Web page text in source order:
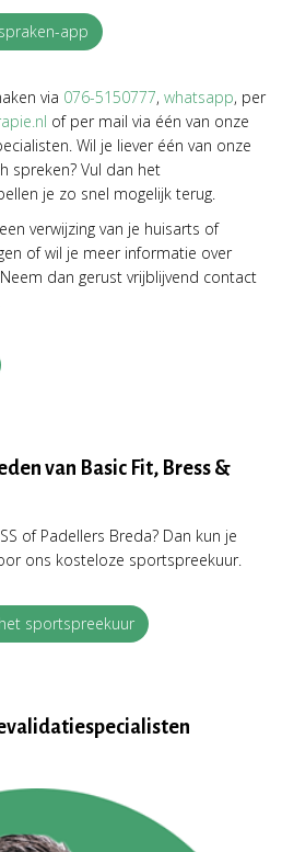
app
via 076-5150777, whatsapp, per
of per mail via één van onze
Wil je liever één van onze
spreken? Vul dan het
je zo snel mogelijk terug.
verwijzing van je huisarts of
of wil je meer informatie over
dan gerust vrijblijvend contact
van Basic Fit, Bress &
of Padellers Breda? Dan kun je
ons kosteloze sportspreekuur.
sportspreekuur